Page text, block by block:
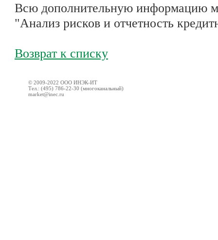
Всю дополнительную информацию
"Анализ рисков и отчетность
Возврат к списку
© 2009-2022 ООО ИНЭК-ИТ
Тел.: (495) 786-22-30 (многоканальный)
market@inec.ru